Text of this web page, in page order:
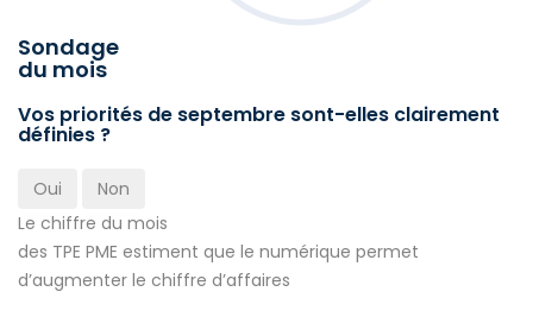
Sondage
du mois
Vos priorités de septembre sont-elles clairement
définies ?
Oui
Non
Le chiffre du mois
des TPE PME estiment que le numérique permet
d’augmenter le chiffre d’affaires